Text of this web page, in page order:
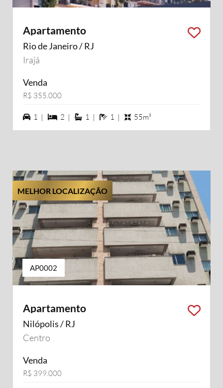
Apartamento
Rio de Janeiro / RJ
Irajá
Venda
R$ 355.000
1 vagas na garagem
1 | 2 dormiórios
2 | 1 suítes
1 | 1 banheiros
1 | 55m²
MELHOR LOCALIZAÇÃO
AP0002
Apartamento
Nilópolis / RJ
Centro
Venda
R$ 399.000